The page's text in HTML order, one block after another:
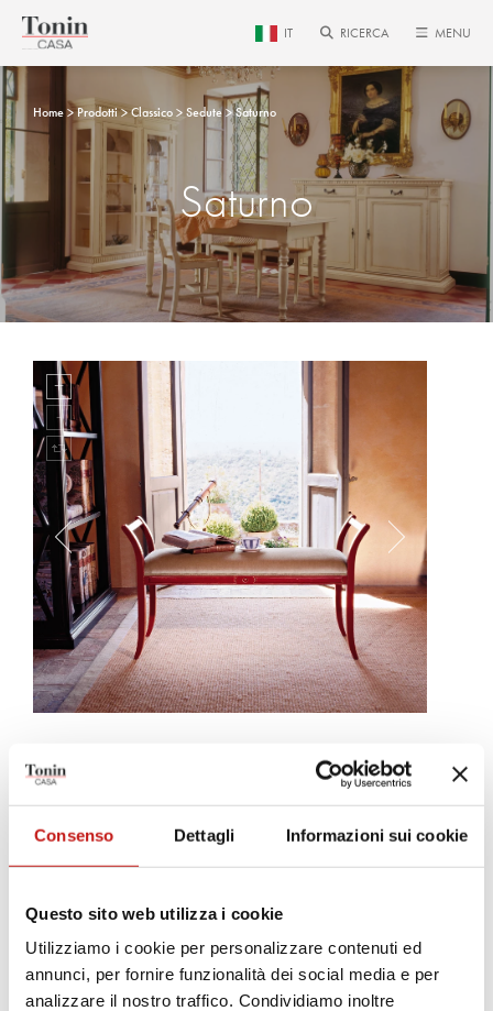
Consenso Dettagli Informazioni sui cookie
Questo sito web utilizza i cookie
Utilizziamo i cookie per personalizzare contenuti ed
annunci, per fornire funzionalità dei social media e per
analizzare il nostro traffico. Condividiamo inoltre
IT RICERCA MENU
Home Prodotti Classico Sedute Saturno
Saturno
Saturno
Tre semplici linee, a formare una panca in grado di arricchire ogni
ambiente. La semplice decorazione centrale, appena al di sotto
del rivestimento in tessuto, pelle, o eco-pelle, completa Saturno
alla perfezione.